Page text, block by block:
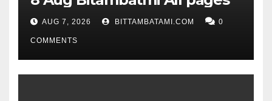
AUG 7, 2026 BITTAMBATAMI.COM 0
COMMENTS